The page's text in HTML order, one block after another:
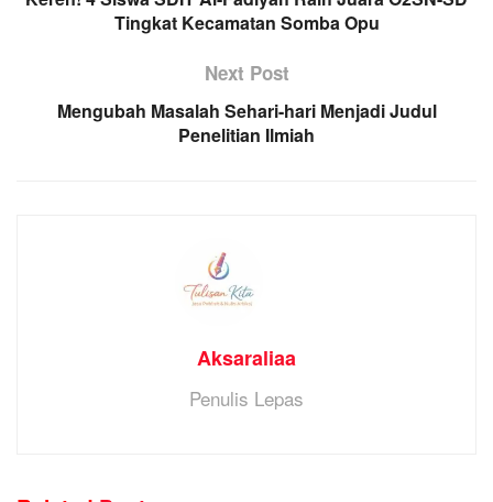
Tingkat Kecamatan Somba Opu
Next Post
Mengubah Masalah Sehari-hari Menjadi Judul
Penelitian Ilmiah
Aksaraliaa
Penulis Lepas